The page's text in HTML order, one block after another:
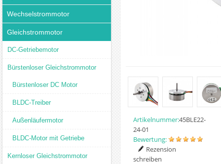
Wechselstrommotor
Gleichstrommotor
DC-Getriebemotor
Bürstenloser Gleichstrommotor
Bürstenloser DC Motor
BLDC-Treiber
Außenläufermotor
BLDC-Motor mit Getriebe
Kernloser Gleichstrommotor
Artikelnummer:45BLE22-
24-01
Bewertung:
Rezension
schreiben